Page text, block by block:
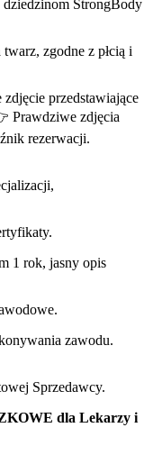
StrongBody
zgodne z płcią i
przedstawiające
Prawdziwe zdjęcia
rezerwacji.
1 rok, jasny opis
zawodu.
Sprzedawcy.
dla Lekarzy i